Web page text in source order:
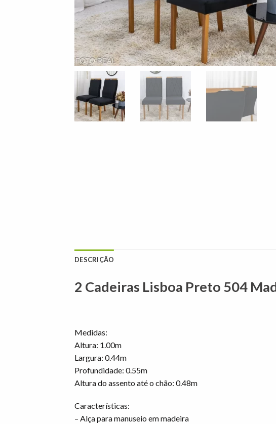
DESCRIÇÃO
2 Cadeiras Lisboa Preto 504
Medidas:
Altura: 1.00m
Largura: 0.44m
Profundidade: 0.55m
Altura do assento até o chão: 0.48m
Características:
– Alça para manuseio em madeira